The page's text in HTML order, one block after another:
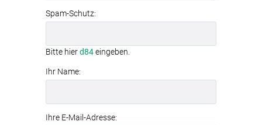
Spam-Schutz:
Bitte hierd84eingeben.
Ihr Name:
Ihre E-Mail-Adresse: